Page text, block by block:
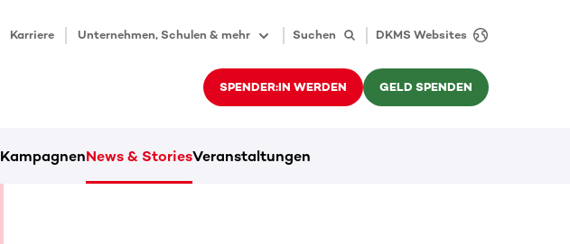
Karriere Unternehmen, Schulen & mehr Suchen DKMS Websites
SPENDER:IN WERDEN GELD SPENDEN
KampagnenNews & StoriesVeranstaltungen